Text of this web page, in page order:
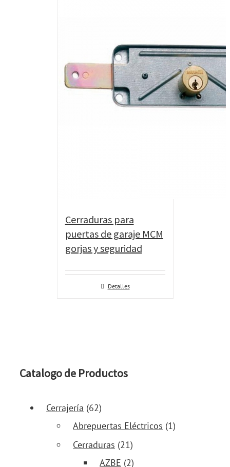
Cerraduras para
puertas de garaje MCM
gorjas y seguridad
Detalles
Catalogo de Productos
Cerrajería (62)
Abrepuertas Eléctricos (1)
Cerraduras (21)
AZBE (2)